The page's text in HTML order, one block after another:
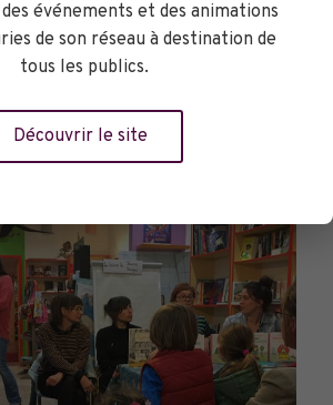
LIVRE JEUNESSE
événements et des animations
de son réseau à destination de
tous les publics.
Découvrir le site